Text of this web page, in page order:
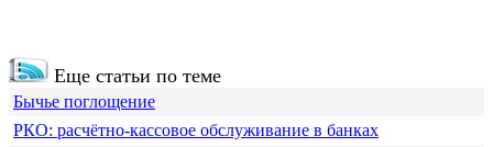
Еще статьи по теме
Бычье поглощение
РКО: расчётно-кассовое обслуживание в банках